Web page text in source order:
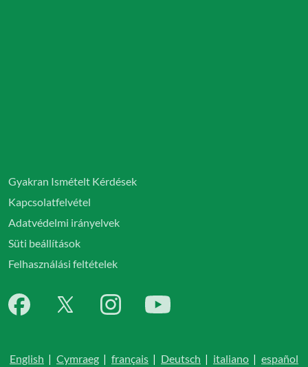
Gyakran Ismételt Kérdések
Kapcsolatfelvétel
Adatvédelmi irányelvek
Süti beállítások
Felhasználási feltételek
English | Cymraeg | français | Deutsch | italiano | español